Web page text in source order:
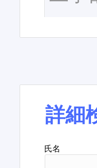
詳細
氏名